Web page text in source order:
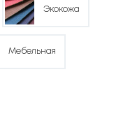
Экокожа
Мебельная